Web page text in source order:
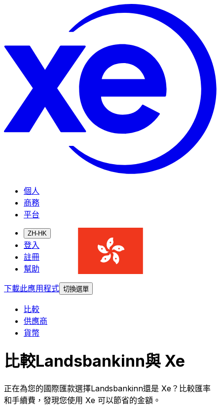
個人
商務
平台
ZH-HK
登入
註冊
幫助
下載此應用程式 切換選單
比較
供應商
貨幣
比較Landsbankinn與 Xe
正在為您的國際匯款選擇Landsbankinn還是 Xe？比較匯率
和手續費，發現您使用 Xe 可以節省的金額。